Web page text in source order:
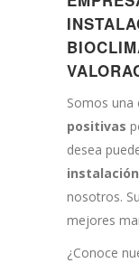
Somos una
positivas
desea
nosotros.
mejores
¿Conoce